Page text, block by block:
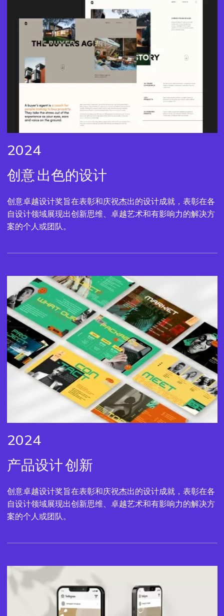
2024
创意出色的设计
创意卓越设计奖旨在表彰和庆祝杰出的设计成就，表彰在各
自设计领域展现出创新思维、卓越艺术和有影响力的解决方
案的个人或团队。
2024
产品设计创新
创意卓越设计奖旨在表彰和庆祝杰出的设计成就，表彰在各
自设计领域展现出创新思维、卓越艺术和有影响力的解决方
案的个人或团队。